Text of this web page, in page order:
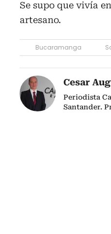
Se supo que vivía
artesano.
Bucaramanga
Cesar
Periodista
Santander.